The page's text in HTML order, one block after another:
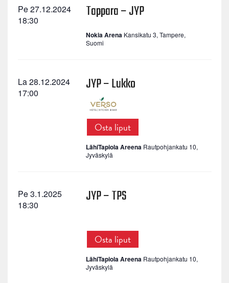
Pe 27.12.2024
18:30
Tappara – JYP
Nokia Arena Kansikatu 3, Tampere,
Suomi
La 28.12.2024
17:00
JYP – Lukko
Osta liput
LähiTapiola Areena Rautpohjankatu 10,
Jyväskylä
Pe 3.1.2025
18:30
JYP – TPS
Osta liput
LähiTapiola Areena Rautpohjankatu 10,
Jyväskylä